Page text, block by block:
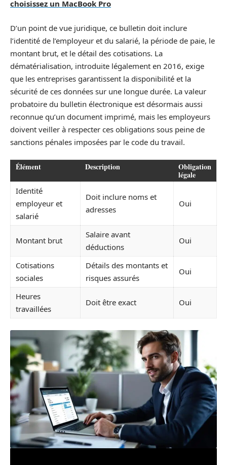
choisissez un MacBook Pro
D’un point de vue juridique, ce bulletin doit inclure
l’identité de l’employeur et du salarié, la période de paie, le
montant brut, et le détail des cotisations. La
dématérialisation, introduite légalement en 2016, exige
que les entreprises garantissent la disponibilité et la
sécurité de ces données sur une longue durée. La valeur
probatoire du bulletin électronique est désormais aussi
reconnue qu’un document imprimé, mais les employeurs
doivent veiller à respecter ces obligations sous peine de
sanctions pénales imposées par le code du travail.
Élément Description Obligation
légale
Identité
employeur et
salarié
Doit inclure noms et
adresses
Oui
Montant brut
Salaire avant
déductions
Oui
Cotisations
sociales
Détails des montants et
risques assurés
Oui
Heures
travaillées
Doit être exact Oui